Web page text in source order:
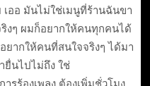
เออ มันไม่ใช่เมนูที่ร้านฉันขา
งๆ ผมก็อยากให้คนทุกคนได้
ยากให้คนที่สนใจจริงๆ ได้มา
นไปไม่ถึง ใช่